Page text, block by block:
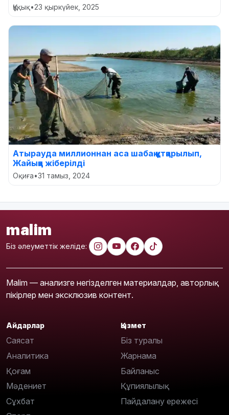
Құқық•23 қыркүйек, 2025
Атырауда миллионнан аса шабақ құтқарылып,
Жайыққа жіберілді
Оқиға•31 тамыз, 2024
malim
Біз әлеуметтік желіде:
Malim — анализге негізделген материалдар, авторлық
пікірлер мен эксклюзив контент.
Айдарлар
Саясат
Аналитика
Қоғам
Мәдениет
Сұхбат
Қызмет
Біз туралы
Жарнама
Байланыс
Құпиялылық
Пайдалану ережесі